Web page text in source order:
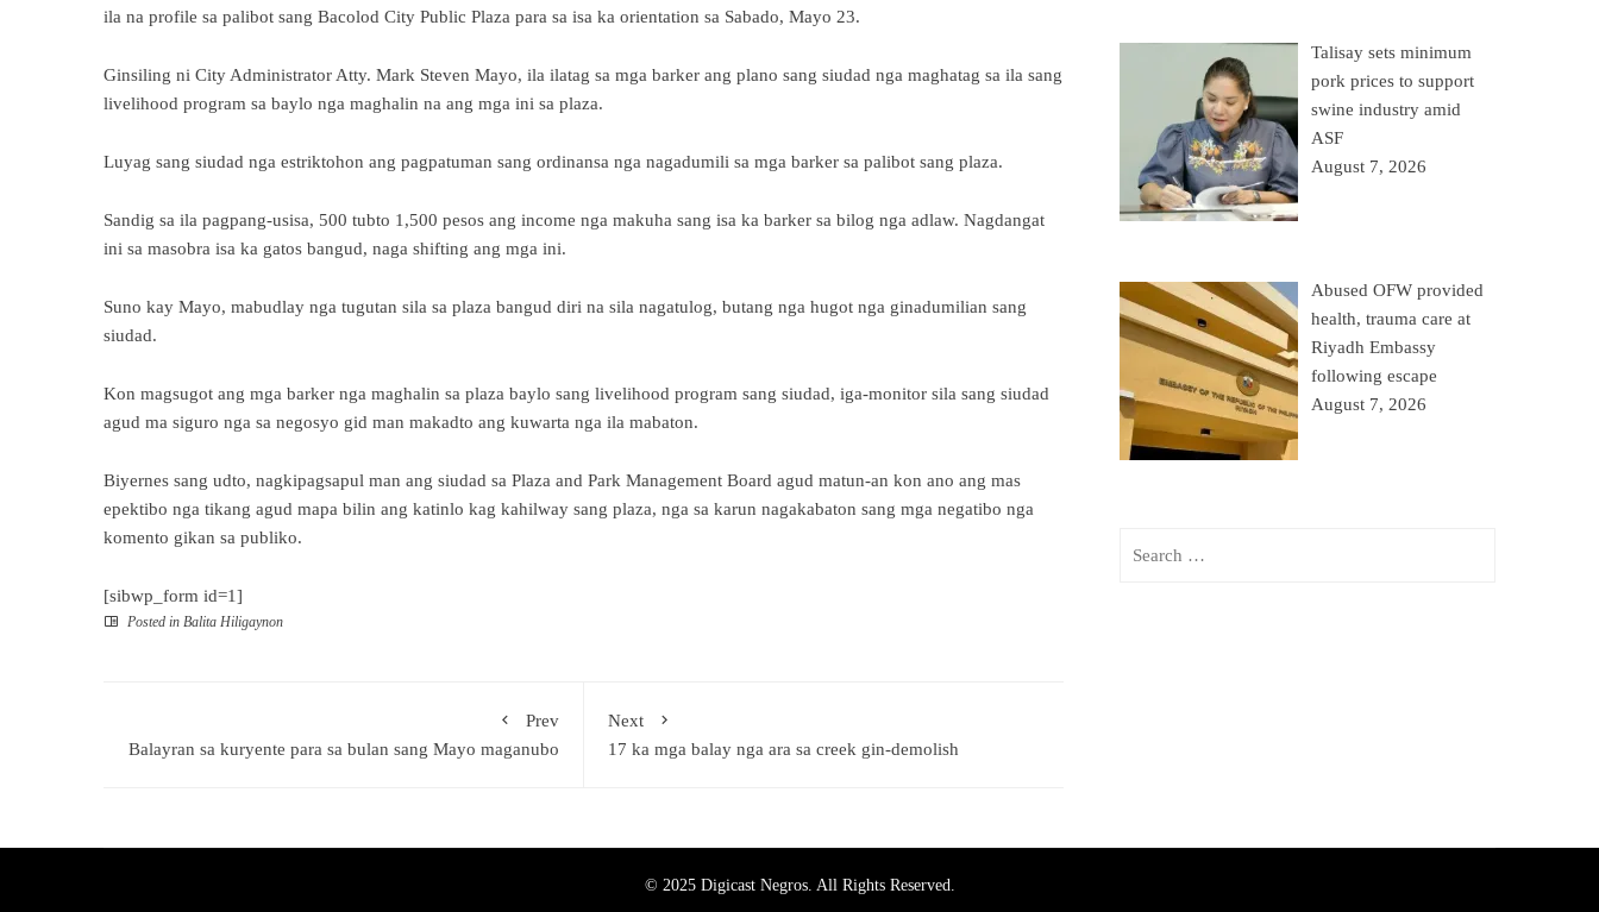
ila na profile sa palibot sang Bacolod City Public Plaza para sa isa ka orientation sa Sabado, Mayo 23.
Ginsiling ni City Administrator Atty. Mark Steven Mayo, ila ilatag sa mga barker ang plano sang siudad nga maghatag sa ila sang
livelihood program sa baylo nga maghalin na ang mga ini sa plaza.
Luyag sang siudad nga estriktohon ang pagpatuman sang ordinansa nga nagadumili sa mga barker sa palibot sang plaza.
Sandig sa ila pagpang-usisa, 500 tubto 1,500 pesos ang income nga makuha sang isa ka barker sa bilog nga adlaw. Nagdangat
ini sa masobra isa ka gatos bangud, naga shifting ang mga ini.
Suno kay Mayo, mabudlay nga tugutan sila sa plaza bangud diri na sila nagatulog, butang nga hugot nga ginadumilian sang
siudad.
Kon magsugot ang mga barker nga maghalin sa plaza baylo sang livelihood program sang siudad, iga-monitor sila sang siudad
agud ma siguro nga sa negosyo gid man makadto ang kuwarta nga ila mabaton.
Biyernes sang udto, nagkipagsapul man ang siudad sa Plaza and Park Management Board agud matun-an kon ano ang mas
epektibo nga tikang agud mapa bilin ang katinlo kag kahilway sang plaza, nga sa karun nagakabaton sang mga negatibo nga
komento gikan sa publiko.
[sibwp_form id=1]
Posted in Balita Hiligaynon
Prev
Balayran sa kuryente para sa bulan sang Mayo maganubo
Next
17 ka mga balay nga ara sa creek gin-demolish
Talisay sets minimum
pork prices to support
swine industry amid
ASF
August 7, 2026
Abused OFW provided
health, trauma care at
Riyadh Embassy
following escape
August 7, 2026
© 2025 Digicast Negros. All Rights Reserved.